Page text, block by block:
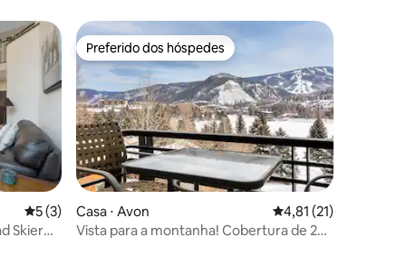
5 de uma avaliação média de 5, 3 avaliações
5 (3)
Skier
Preferido dos hóspedes
Preferido dos hóspedes
Casa ⋅ Avon 4,81 de uma
4,81 (21)
Vista para a montanha! Cobertura de 2